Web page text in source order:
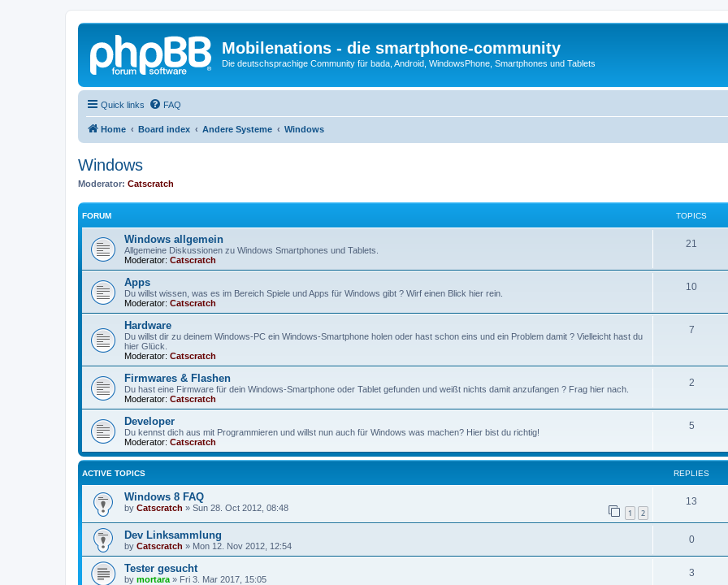
Mobilenations - die smartphone-community
Die deutschsprachige Community für bada, Android, WindowsPhone, Smartphones und Tablets
Quick links FAQ
Home Board index Andere Systeme Windows
Windows
Moderator: Catscratch
FORUM TOPICS
Windows allgemein
Allgemeine Diskussionen zu Windows Smartphones und Tablets.
Moderator: Catscratch
21
Apps
Du willst wissen, was es im Bereich Spiele und Apps für Windows gibt ? Wirf einen Blick hier rein.
Moderator: Catscratch
10
Hardware
Du willst dir zu deinem Windows-PC ein Windows-Smartphone holen oder hast schon eins und ein Problem damit ? Vielleicht hast du
hier Glück.
Moderator: Catscratch
7
Firmwares & Flashen
Du hast eine Firmware für dein Windows-Smartphone oder Tablet gefunden und weißt nichts damit anzufangen ? Frag hier nach.
Moderator: Catscratch
2
Developer
Du kennst dich aus mit Programmieren und willst nun auch für Windows was machen? Hier bist du richtig!
Moderator: Catscratch
5
ACTIVE TOPICS REPLIES
Windows 8 FAQ
by Catscratch » Sun 28. Oct 2012, 08:48 1 2
13
Dev Linksammlung
by Catscratch » Mon 12. Nov 2012, 12:54
0
Tester gesucht
by mortara » Fri 3. Mar 2017, 15:05
3